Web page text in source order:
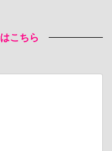
こちら